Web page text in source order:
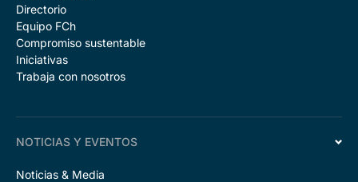
Directorio
Equipo FCh
Compromiso sustentable
Iniciativas
Trabaja con nosotros
NOTICIAS Y EVENTOS
Noticias & Media